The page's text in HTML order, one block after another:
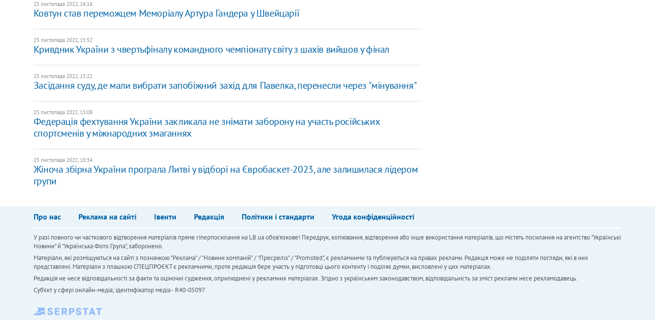
25 листопада 2022, 16:16
Ковтун став переможцем Меморіалу Артура Гандера у Швейцарії
25 листопада 2022, 15:52
Кривдник України з чвертьфіналу командного чемпіонату світу з шахів вийшов у фінал
25 листопада 2022, 15:22
Засідання суду, де мали вибрати запобіжний захід для Павелка, перенесли через "мінування"
25 листопада 2022, 15:08
Федерація фехтування України закликала не знімати заборону на участь російських
спортсменів у міжнародних змаганнях
25 листопада 2022, 10:34
Жіноча збірна України програла Литві у відборі на Євробаскет-2023, але залишилася лідером
групи
Про нас Реклама на сайті Івенти Редакція Політики і стандарти Угода конфіденційності
У разі повного чи часткового відтворення матеріалів пряме гіперпосилання на LB.ua обов'язкове! Передрук, копіювання, відтворення або інше використання матеріалів, що містять посилання на агентство "Українськi
Новини" й "Українська Фото Група", заборонено.
Матеріали, які розміщуються на сайті з позначкою "Реклама" / "Новини компаній" / "Пресреліз" / "Promoted", є рекламними та публікуються на правах реклами. Редакція може не поділяти погляди, які в них
представлені. Матеріали з плашкою СПЕЦПРОЄКТ є рекламними, проте редакція бере участь у підготовці цього контенту і поділяє думки, висловлені у цих матеріалах.
Редакція не несе відповідальності за факти та оціночні судження, оприлюднені у рекламних матеріалах. Згідно з українським законодавством, відповідальність за зміст реклами несе рекламодавець.
Cуб'єкт у сфері онлайн-медіа; ідентифікатор медіа - R40-05097